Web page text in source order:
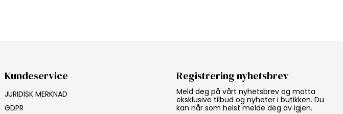
Kundeservice
JURIDISK MERKNAD
GDPR
Registrering nyhetsbrev
Meld deg på vårt nyhetsbrev og motta
eksklusive tilbud og nyheter i butikken. Du
kan når som helst melde deg av igjen.